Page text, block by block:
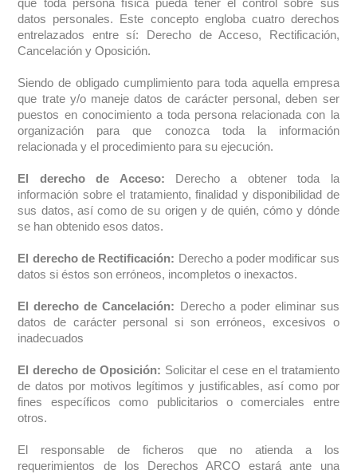
que toda persona física pueda tener el control sobre sus
datos personales. Este concepto engloba cuatro derechos
entrelazados entre sí: Derecho de Acceso, Rectificación,
Cancelación y Oposición.
Siendo de obligado cumplimiento para toda aquella empresa
que trate y/o maneje datos de carácter personal, deben ser
puestos en conocimiento a toda persona relacionada con la
organización para que conozca toda la información
relacionada y el procedimiento para su ejecución.
El derecho de Acceso: Derecho a obtener toda la
información sobre el tratamiento, finalidad y disponibilidad de
sus datos, así como de su origen y de quién, cómo y dónde
se han obtenido esos datos.
El derecho de Rectificación: Derecho a poder modificar sus
datos si éstos son erróneos, incompletos o inexactos.
El derecho de Cancelación: Derecho a poder eliminar sus
datos de carácter personal si son erróneos, excesivos o
inadecuados
El derecho de Oposición: Solicitar el cese en el tratamiento
de datos por motivos legítimos y justificables, así como por
fines específicos como publicitarios o comerciales entre
otros.
El responsable de ficheros que no atienda a los
requerimientos de los Derechos ARCO estará ante una